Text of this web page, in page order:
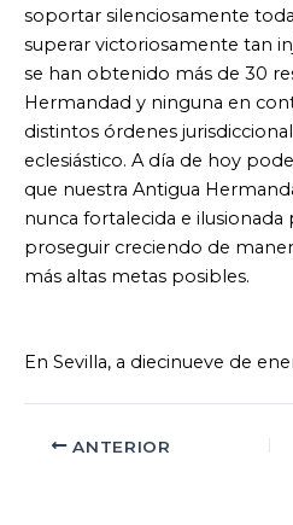
soportar silenciosamente
superar victoriosamente tan
se han obtenido más de 30
Hermandad y ninguna en
distintos órdenes
eclesiástico. A día de hoy
que nuestra Antigua
nunca fortalecida e ilusionada
proseguir creciendo de
más altas metas posibles.
En Sevilla, a diecinueve de
ANTERIOR